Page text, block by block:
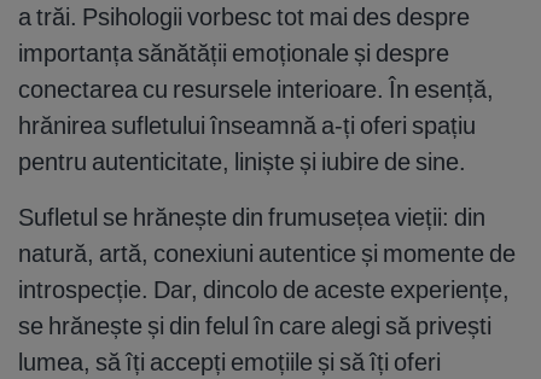
a trăi. Psihologii vorbesc tot mai des despre
importanța sănătății emoționale și despre
conectarea cu resursele interioare. În esență,
hrănirea sufletului înseamnă a-ți oferi spațiu
pentru autenticitate, liniște și iubire de sine.
Sufletul se hrănește din frumusețea vieții: din
natură, artă, conexiuni autentice și momente de
introspecție. Dar, dincolo de aceste experiențe,
se hrănește și din felul în care alegi să privești
lumea, să îți accepți emoțiile și să îți oferi